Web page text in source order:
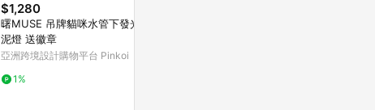
$1,280
曙MUSE 吊牌貓咪水管下發光水
泥燈 送徽章
亞洲跨境設計購物平台 Pinkoi
1%